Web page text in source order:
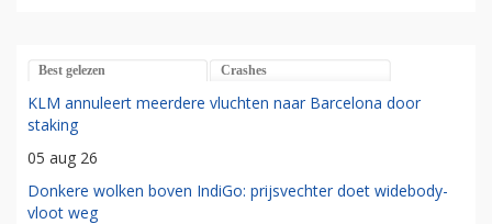
Best gelezen Crashes
KLM annuleert meerdere vluchten naar Barcelona door
staking
05 aug 26
Donkere wolken boven IndiGo: prijsvechter doet widebody-
vloot weg